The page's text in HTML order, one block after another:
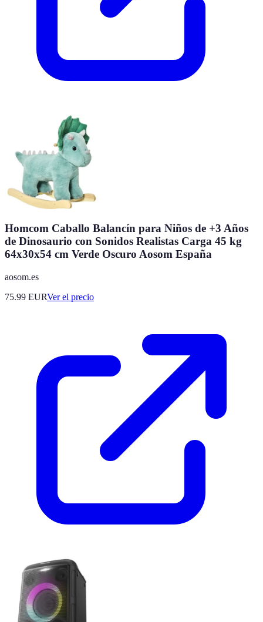
Homcom Caballo Balancín para Niños de +3 Años
de Dinosaurio con Sonidos Realistas Carga 45 kg
64x30x54 cm Verde Oscuro Aosom España
aosom.es
75.99 EURVer el precio